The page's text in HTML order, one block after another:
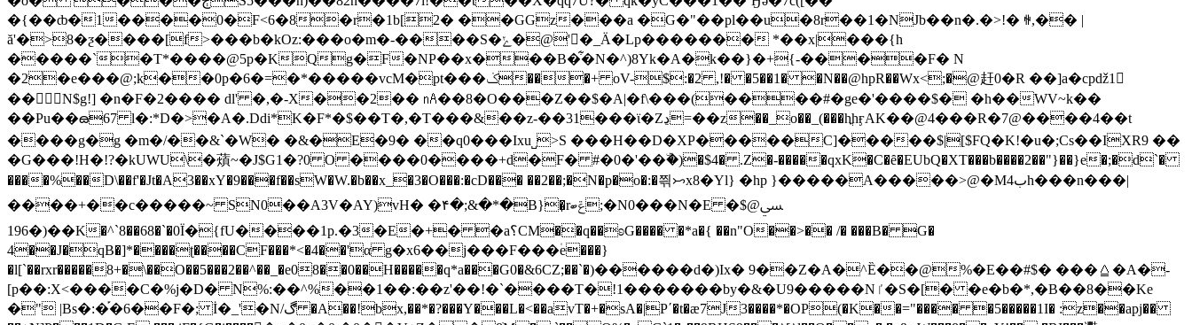
�{��ȸ�1����0�F<6�8�r�1b[2� ��GGz���a �G�"��pl��u�8r��1�NJb��n�.�>!� ꏀ,�� |
ă'�>8�ƺ����[f>���b�kOz:���o�m�-����S�ݺ�@'�_Ä�Lp������� *��x|���{h
�����`�T*����@5p�KQg�F�NP��x���B�͋�N�^)8Yk�A�k��}�+{-����F� N
�2�e���@;k��0p�6�=�*�����vcM�pt���ݢ���+ oV-$:�2 ,!� �5��1� �N��@hpR��Wx<;�@赶0�R ��]a�cpǆ1
�� N$g!] �n�F�2���� dl' �,�-X��2�� ㎁��8�O���Z��$�A|�f\���(����#�ge�'����$� �h��WV~k��
��Pu��ౚ67 l�:*D�>�A�.Ddi*K�F*�$��T�,�T���&��z-��31���ϊ�Zڍ=��z��_o��_(���hֳhӻAK��@4���R�7@����4��t
����g�g �m�/��&`�W� �&�E�9� ��q0���Ixu˽>S ���H��D�XP�����C]�����$|[$FQ�K!�u�;Cs��IXR9 ��
�G���!H�!?�kUWU\�薠~�J$G1�?0 O ����0����+d�F� #�0�'��ۜ�)�$4� .Z�-�����qxK�C�ȇ�EUbQ�XT���b����2��"}��}e�;�d`�
����%��D\��f'�Jt�A3��xY�9���f��sW�W.�b��x_�3�O���:�cD��� ��2��;�N�p�o�:�쯲ᝥx8�Yl} �hp }�����A�����>@�M4بh���n���|
����+��c�����~ SN0��A3V�AY)vH� �۴�;&�*�B}�̞rݝބ;�N0���N�Eﴘ@$�
�(�196�K�^`8��68�`�0Ϊ�{fU����1p.�3�E�+� �a؟CM��q��ʚG���� �*a�{ ��n"O��>�� /� ���B� G�
4��J�qB�]*����ʈ����CF���*<�4��'α g�x6��j���F���۠e���}
�l[`��rxr�����8+�\��O��5���2��^��_�e08��0��H�����q*a���G0�&6CZ;��`�)������d�)Ix� 9��Z�A�^Ȅ��@%�E��#$� ���⩠�A�-
[p��:X<����C�%j�D� N%:��^%��1��:��z'��!�`����T�!1�������by�&�U9�����Nٵ�S�[� �e�b�*,�B��8��Ke
�" |Bs�:�֡�6��F�; İ�_'�N/ڰ �A��!bx,��*�?���Y���L�<��avT�+�sA�|Pʹ�t�æ7J3����*�OP(�K��="���� �5�����1I� :z��apj��